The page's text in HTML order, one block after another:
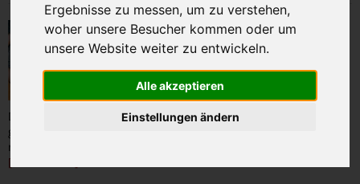
Ergebnisse zu messen, um zu verstehen,
woher unsere Besucher kommen oder um
unsere Website weiter zu entwickeln.
Alle akzeptieren
Einstellungen ändern
Martina Schwarzmann: „genau
Richtig“ (Kabarett), am 31.8. in
Bad Staffelstein
28.08.2021
Dass die charmante Oberbayerin dabei mit knapp Vierzig noch
ganz nett ausschaut für ihr Alter, mag daran liegen, dass sie
mit drei Kindern und einem Landwirt als Mann gar keine
[weiterlesen]